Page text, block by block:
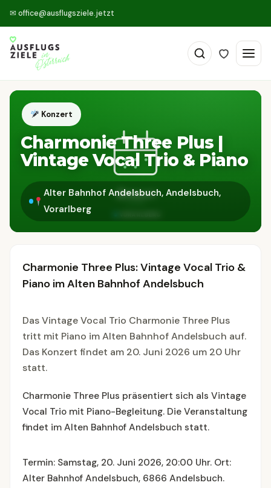
✉ office@ausflugsziele.jetzt
Konzert
Charmonie Three Plus |
Vintage Vocal Trio & Piano
Alter Bahnhof Andelsbuch, Andelsbuch,
Vorarlberg
Charmonie Three Plus: Vintage Vocal Trio &
Piano im Alten Bahnhof Andelsbuch
Das Vintage Vocal Trio Charmonie Three Plus
tritt mit Piano im Alten Bahnhof Andelsbuch auf.
Das Konzert findet am 20. Juni 2026 um 20 Uhr
statt.
Charmonie Three Plus präsentiert sich als Vintage
Vocal Trio mit Piano-Begleitung. Die Veranstaltung
findet im Alten Bahnhof Andelsbuch statt.
Termin: Samstag, 20. Juni 2026, 20:00 Uhr. Ort:
Alter Bahnhof Andelsbuch, 6866 Andelsbuch.